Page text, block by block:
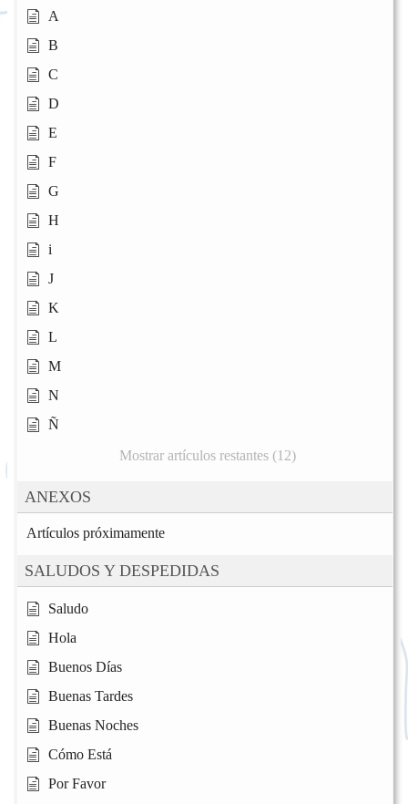
A
B
C
D
E
F
G
H
i
J
K
L
M
N
Ñ
Mostrar artículos restantes (12)
ANEXOS
Artículos próximamente
SALUDOS Y DESPEDIDAS
Saludo
Hola
Buenos Días
Buenas Tardes
Buenas Noches
Cómo Está
Por Favor